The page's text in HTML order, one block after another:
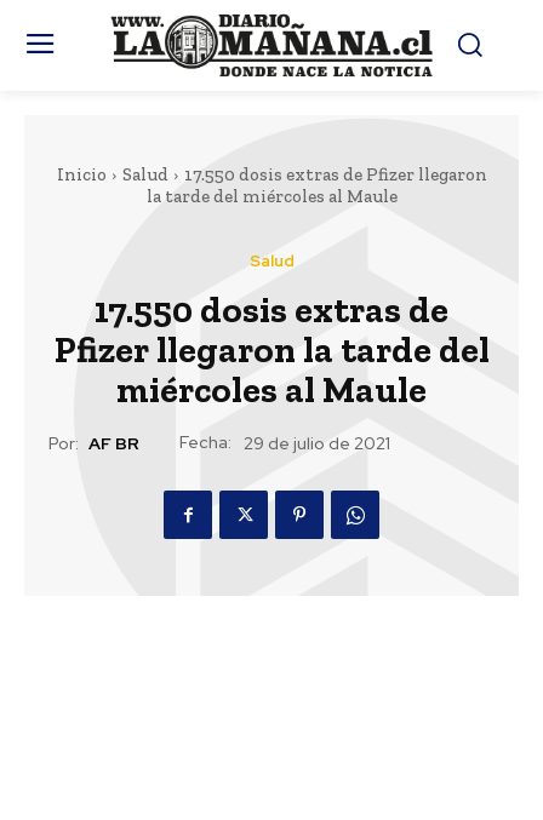
Inicio Salud
17.550 dosis extras de Pfizer llegaron
la tarde del miércoles al Maule
Salud
17.550 dosis extras de
Pfizer llegaron la tarde del
miércoles al Maule
Por: AF BR Fecha: 29 de julio de 2021